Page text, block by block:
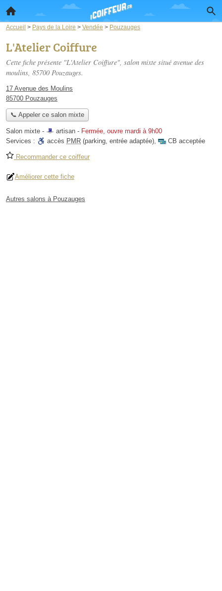
Accueil > Pays de la Loire > Vendée > Pouzauges
L'Atelier Coiffure
Cette fiche présente "L'Atelier Coiffure", salon mixte situé avenue des
moulins, 85700 Pouzauges.
17 Avenue des Moulins
85700 Pouzauges
📞 Appeler ce salon mixte
Salon mixte - artisan - Fermée, ouvre mardi à 9h00
Services :
accès PMR (parking, entrée adaptée), CB acceptée
Recommander ce coiffeur
Améliorer cette fiche
Autres salons à Pouzauges